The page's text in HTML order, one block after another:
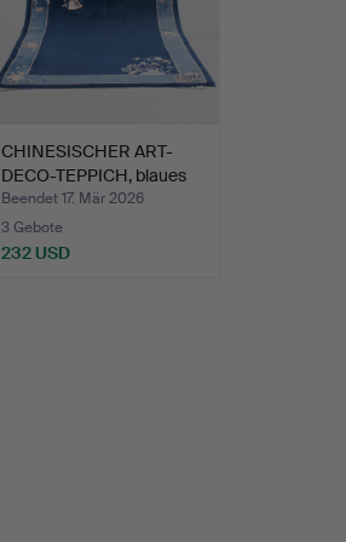
CHINESISCHER ART-
DECO-TEPPICH, blaues
Peki…
Beendet 17. Mär 2026
3 Gebote
232 USD